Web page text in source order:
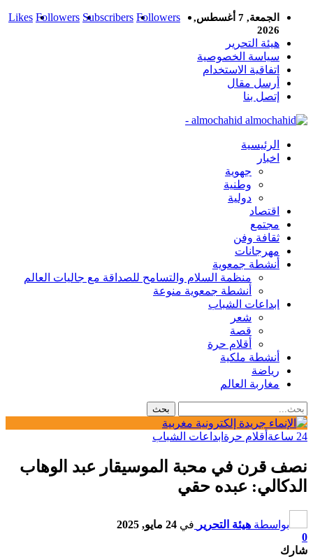
Likes Followers Subscribers Followers
الجمعة, 7 أغسطس,
2026
هيئة التحرير
سياسة الخصوصية
اتفاقية الاستخدام
أرسل مقال
إتصل بنا
almochahid -
الرئيسية
اخبار
جهوية
وطنية
دولية
اقتصاد
مجتمع
ثقافة وفن
مهرجانات
أنشطة جمعوية
منظمة السلام والتسامح للصداقة مع جاليات العالم
أنشطة جمعوية منوعة
ابداعات الشباب
شعر
قصة
أقلام حرة
أنشطة ملكية
رياضة
مغاربة العالم
24 ساعة أقلام حرة ابداعات الشباب
نصف قرن في محبة الموسيقار عبد الوهاب
الدكالي: عبده حقي
بواسطة هيئة التحرير في 24 مايو, 2025
0
شارك